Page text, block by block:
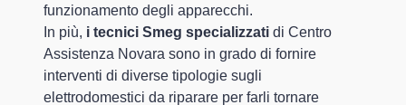
funzionamento degli apparecchi.
In più, i tecnici Smeg specializzati di Centro
Assistenza Novara sono in grado di fornire
interventi di diverse tipologie sugli
elettrodomestici da riparare per farli tornare